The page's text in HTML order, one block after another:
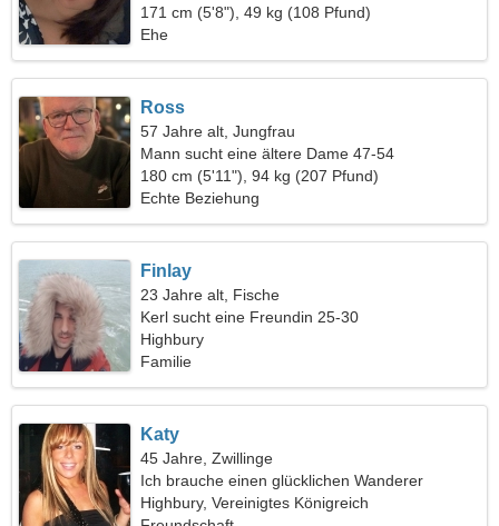
171 cm (5'8"), 49 kg (108 Pfund)
Ehe
Ross
57 Jahre alt, Jungfrau
Mann sucht eine ältere Dame 47-54
180 cm (5'11"), 94 kg (207 Pfund)
Echte Beziehung
Finlay
23 Jahre alt, Fische
Kerl sucht eine Freundin 25-30
Highbury
Familie
Katy
45 Jahre, Zwillinge
Ich brauche einen glücklichen Wanderer
Highbury, Vereinigtes Königreich